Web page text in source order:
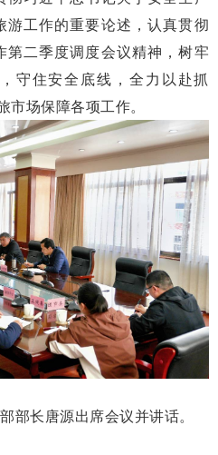
工作的重要论述，认真贯彻
二季度调度会议精神，树牢
守住安全底线，全力以赴抓
市场保障各项工作。
部长唐源出席会议并讲话。